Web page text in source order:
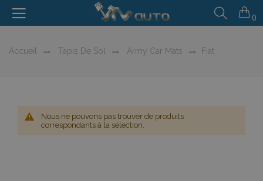
0
Accueil Tapis De Sol Army Car Mats Fiat
Nous ne pouvons pas trouver de produits
correspondants à la sélection.